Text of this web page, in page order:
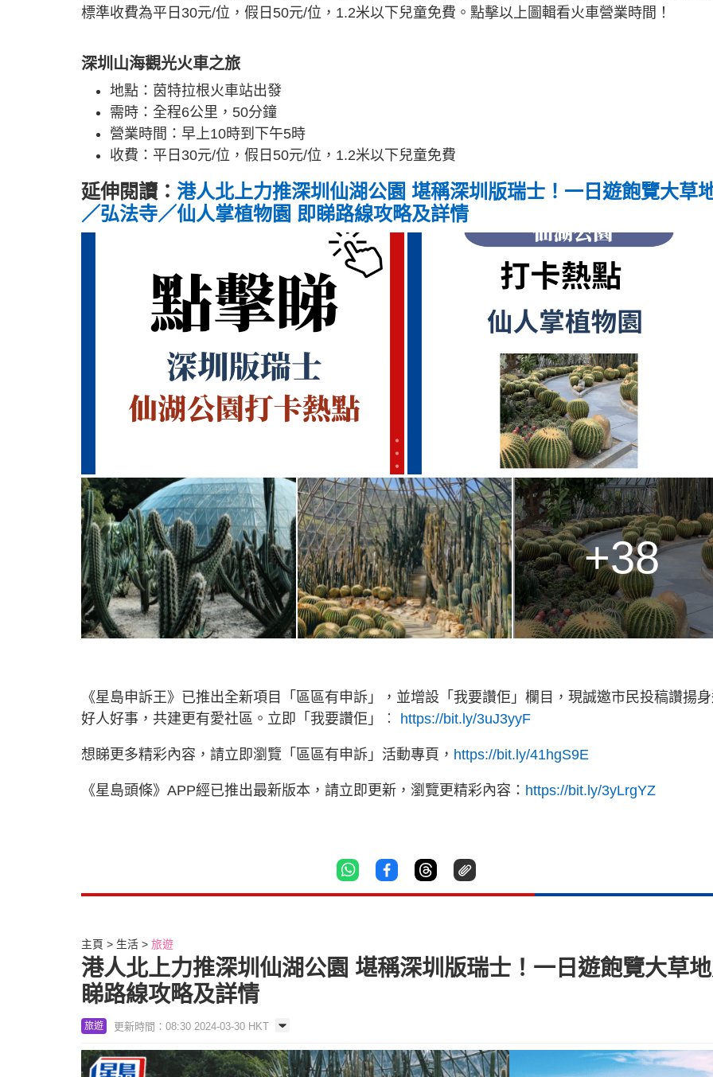
標準收費為平日30元/位，假日50元/位，1.2米以下兒童免費。點擊以上圖輯看火車營業時間！
深圳山海觀光火車之旅
地點：茵特拉根火車站出發
需時：全程6公里，50分鐘
營業時間：早上10時到下午5時
收費：平日30元/位，假日50元/位，1.2米以下兒童免費
延伸閱讀： 港人北上力推深圳仙湖公園 堪稱深圳版瑞士！一日遊飽覽大草
／弘法寺／仙人掌植物園 即睇路線攻略及詳情
+38
《星島申訴王》已推出全新項目「區區有申訴」，並增設「我要讚佢」欄目，現誠邀市民投稿讚揚
好人好事，共建更有愛社區。立即「我要讚佢」︰ https://bit.ly/3uJ3yyF
想睇更多精彩內容，請立即瀏覽「區區有申訴」活動專頁， https://bit.ly/41hgS9E
《星島頭條》APP經已推出最新版本，請立即更新，瀏覽更精彩內容： https://bit.ly/3yLrgYZ
主頁 生活 旅遊
港人北上力推深圳仙湖公園 堪稱深圳版瑞士！一日遊飽覽大草
睇路線攻略及詳情
旅遊 更新時間：08:30 2024-03-30 HKT